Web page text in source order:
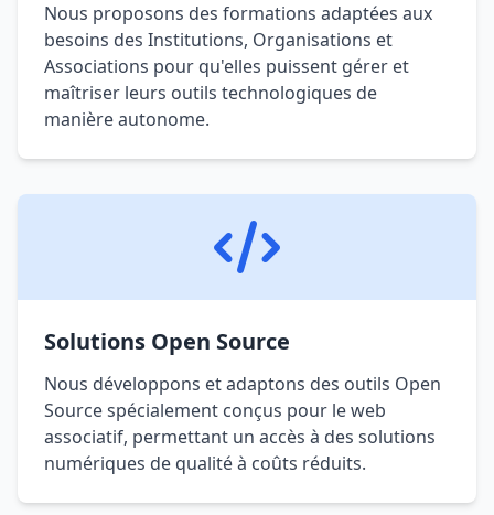
Nous proposons des formations adaptées aux
besoins des Institutions, Organisations et
Associations pour qu'elles puissent gérer et
maîtriser leurs outils technologiques de
manière autonome.
Solutions Open Source
Nous développons et adaptons des outils Open
Source spécialement conçus pour le web
associatif, permettant un accès à des solutions
numériques de qualité à coûts réduits.